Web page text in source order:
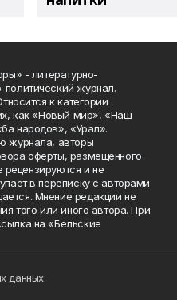
- литературно-
журнал.
к категории
как «Новый мир», «Наш
народов», «Урал».
журнала, авторы
оферты, размещенного
рецензируются и не
в переписку с авторами.
Мнение редакции не
того или иного автора. При
на «Бельские
данных